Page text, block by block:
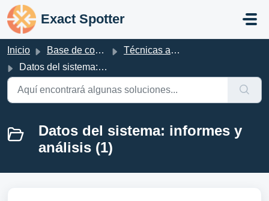
Saltar al contenido principal
Exact Spotter
Inicio Base de conocimientos
Técnicas avanzadas de prospección
Datos del sistema: informes y análisis
Datos del sistema: informes y
análisis (1)